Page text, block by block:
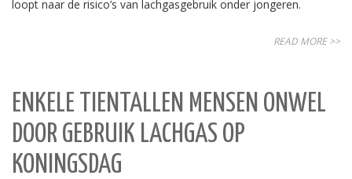
loopt naar de risico’s van lachgasgebruik onder jongeren.
READ MORE >>
ENKELE TIENTALLEN MENSEN ONWEL
DOOR GEBRUIK LACHGAS OP
KONINGSDAG